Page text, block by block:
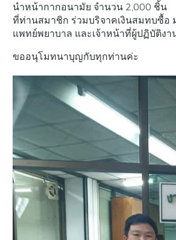
นำหน้ากากอนามัย จำนวน 2,000 ชิ้น
ที่ท่านสมาชิก ร่วมบริจาคเงินสมทบซื้อ
แพทย์พยาบาล และเจ้าหน้าที่ผู้ปฏิบัติงา
ขออนุโมทนาบุญกับทุกท่านค่ะ